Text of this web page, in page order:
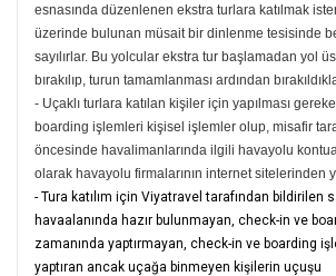
esnasında düzenlenen ekstra turlara katılmak
üzerinde bulunan müsait bir dinlenme tesisinde
sayılırlar. Bu yolcular ekstra tur başlamadan yol
bırakılıp, turun tamamlanması ardından
- Uçaklı turlara katılan kişiler için yapılması
boarding işlemleri kişisel işlemler olup, misafir
öncesinde havalimanlarında ilgili havayolu
olarak havayolu firmalarının internet sitelerinden
- Tura katılım için Viyatravel tarafından bildirilen
havaalanında hazır bulunmayan, check-in ve
zamanında yaptırmayan, check-in ve boarding
yaptıran ancak uçağa binmeyen kişilerin uçuşu